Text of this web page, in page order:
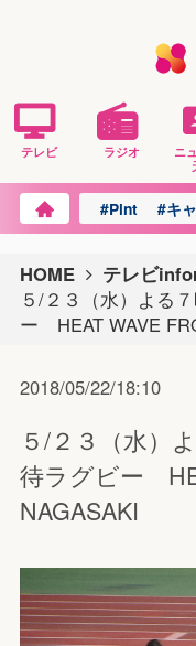
テレビ ラジオ
ニ
#Pint #キ
HOME
テレビ
５/２３（水）よる
ー HEAT WAVE
2018/05/22/18:10
５/２３（水）
待ラグビー
NAGASAKI